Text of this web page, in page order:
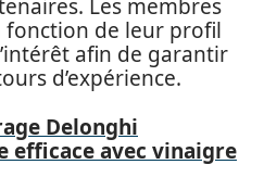
Les membres
fonction de leur profil
afin de garantir
d’expérience.
Delonghi
efficace avec vinaigre